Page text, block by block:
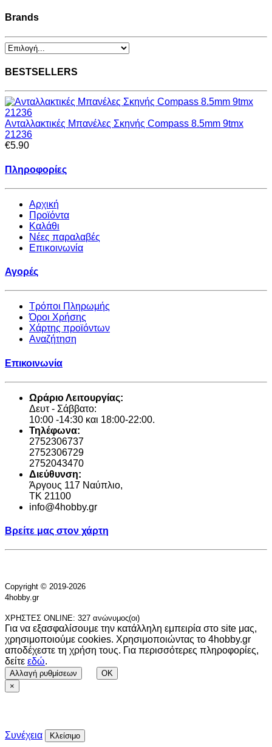
Brands
BESTSELLERS
Ανταλλακτικές Μπανέλες Σκηνής Compass 8.5mm 9tmx
21236
€5.90
Πληροφορίες
Αρχική
Προϊόντα
Καλάθι
Νέες παραλαβές
Επικοινωνία
Αγορές
Τρόποι Πληρωμής
Όροι Χρήσης
Χάρτης προϊόντων
Αναζήτηση
Επικοινωνία
Ωράριο Λειτουργίας:
Δευτ - Σάββατο:
10:00 -14:30 και 18:00-22:00.
Τηλέφωνα:
2752306737
2752306729
2752043470
Διεύθυνση:
Άργους 117 Ναύπλιο,
TK 21100
info@4hobby.gr
Βρείτε μας στον χάρτη
Copyright © 2019-2026
4hobby.gr
ΧΡΗΣΤΕΣ ONLINE: 327 ανώνυμος(οι)
Για να εξασφαλίσουμε την κατάλληλη εμπειρία στο site μας,
χρησιμοποιούμε cookies. Χρησιμοποιώντας το 4hobby.gr
αποδέχεστε τη χρήση τους. Για περισσότερες πληροφορίες,
δείτε εδώ.
Αλλαγή ρυθμίσεων
OK
×
Συνέχεια Κλείσιμο